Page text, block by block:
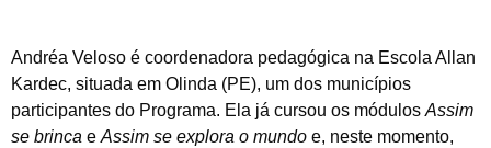
Andréa Veloso é coordenadora pedagógica na Escola Allan
Kardec, situada em Olinda (PE), um dos municípios
participantes do Programa. Ela já cursou os módulos Assim
se brinca e Assim se explora o mundo e, neste momento,